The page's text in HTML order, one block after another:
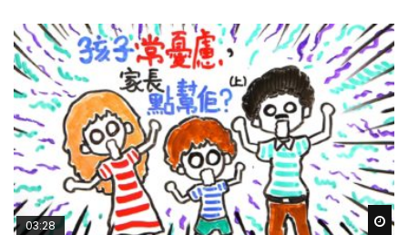
03:28